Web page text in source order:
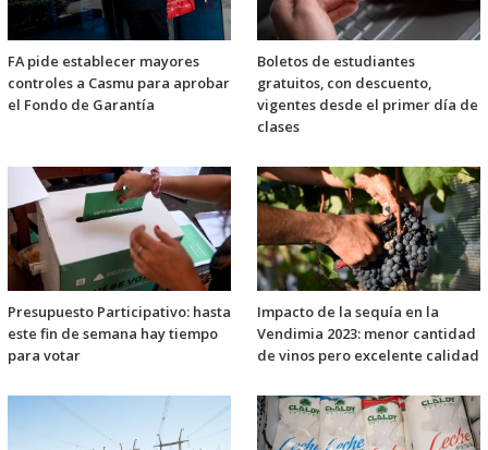
FA pide establecer mayores
controles a Casmu para aprobar
el Fondo de Garantía
Boletos de estudiantes
gratuitos, con descuento,
vigentes desde el primer día de
clases
Presupuesto Participativo: hasta
este fin de semana hay tiempo
para votar
Impacto de la sequía en la
Vendimia 2023: menor cantidad
de vinos pero excelente calidad